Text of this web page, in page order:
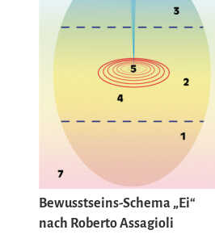
Bewusstseins-Schema „Ei“
nach Roberto Assagioli